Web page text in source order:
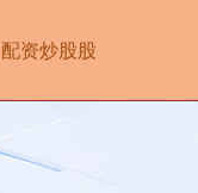
配资炒股股